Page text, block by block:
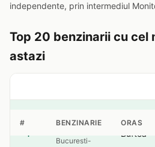
independente, prin intermediul
Top 20 benzinarii cu cel
astazi
# BENZINARIE ORAS
1
sos.
Bucuresti-
Buftea